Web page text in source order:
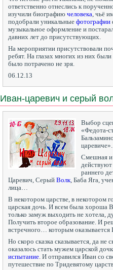
ответственно отнеслись к
изучили биографию человека , чьё
подобрали уникальные фотографии
музыкальное оформление и
давних лет до присутствующих.
На мероприятии присутствовали
ребят. На глазах многих из них
было потрачено не зря.
06.12.13
Иван-царевич и серый
Выбор
«Федота-
царевиче».
Смешная и
раннего
Царевич, Серый Волк , Баба Яга,
лица…
В некотором царстве, в некотором
царская дочь. И всем была хороша
только замуж выходить не хотела,
Получить второе образование. И
встречного… которым оказывается
Но скоро сказка сказывается, да не
оказалось стать мужем царской
испытание . И отправился Иван со
путешествие по Тридевятому